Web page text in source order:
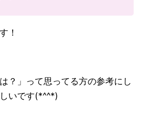
！
？」って思ってる方の参考にし
いです(*^^*)